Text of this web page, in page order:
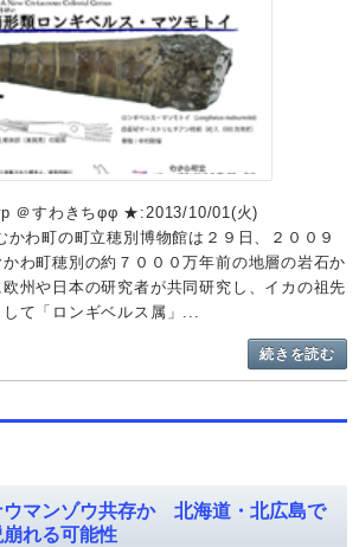
＠すわきちφφ ★:2013/10/01(火)
わ町の町立穂別博物館は２９日、２００９
わ町穂別の約７０００万年前の地層の岩石か
州や日本の研究者が共同研究し、イカの祖先
て「ロンギベルス属」...
続きを読む
ウマンゾウ共存か 北海道・北広島で
れる可能性